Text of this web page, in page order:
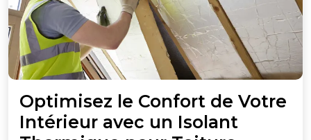
Optimisez le Confort de Votre
Intérieur avec un Isolant